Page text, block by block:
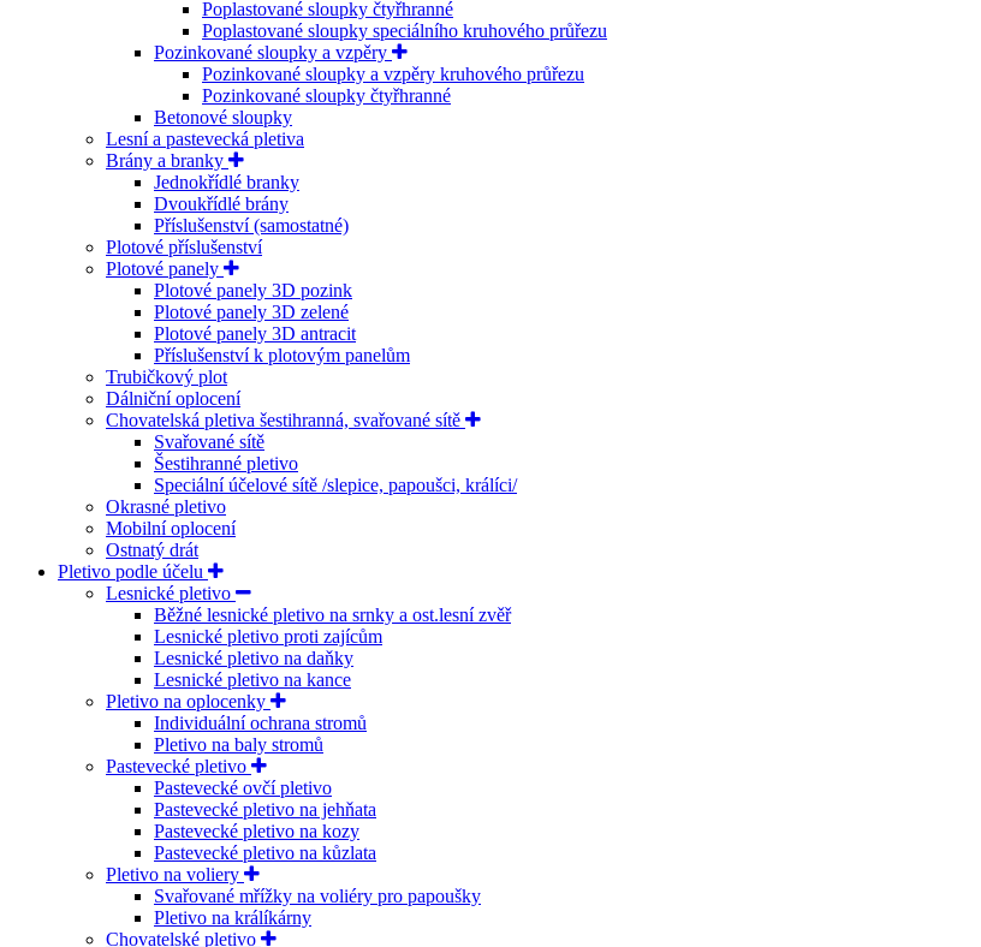
Poplastované sloupky čtyřhranné
Poplastované sloupky speciálního kruhového průřezu
Pozinkované sloupky a vzpěry
Pozinkované sloupky a vzpěry kruhového průřezu
Pozinkované sloupky čtyřhranné
Betonové sloupky
Lesní a pastevecká pletiva
Brány a branky
Jednokřídlé branky
Dvoukřídlé brány
Příslušenství (samostatné)
Plotové příslušenství
Plotové panely
Plotové panely 3D pozink
Plotové panely 3D zelené
Plotové panely 3D antracit
Příslušenství k plotovým panelům
Trubičkový plot
Dálniční oplocení
Chovatelská pletiva šestihranná, svařované sítě
Svařované sítě
Šestihranné pletivo
Speciální účelové sítě /slepice, papoušci, králíci/
Okrasné pletivo
Mobilní oplocení
Ostnatý drát
Pletivo podle účelu
Lesnické pletivo
Běžné lesnické pletivo na srnky a ost.lesní zvěř
Lesnické pletivo proti zajícům
Lesnické pletivo na daňky
Lesnické pletivo na kance
Pletivo na oplocenky
Individuální ochrana stromů
Pletivo na baly stromů
Pastevecké pletivo
Pastevecké ovčí pletivo
Pastevecké pletivo na jehňata
Pastevecké pletivo na kozy
Pastevecké pletivo na kůzlata
Pletivo na voliery
Svařované mřížky na voliéry pro papoušky
Pletivo na králíkárny
Chovatelské pletivo